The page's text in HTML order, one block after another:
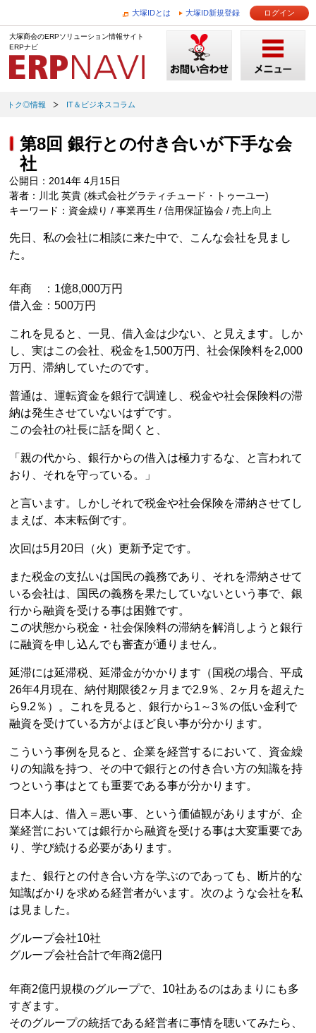
大塚IDとは 大塚ID新規登録 ログイン
大塚商会のERPソリューション情報サイト
ERPナビ
トク◎情報 IT＆ビジネスコラム
第8回 銀行との付き合いが下手な会
社
公開日：2014年 4月15日
著者：川北 英貴 (株式会社グラティチュード・トゥーユー)
キーワード：資金繰り / 事業再生 / 信用保証協会 / 売上向上
先日、私の会社に相談に来た中で、こんな会社を見まし
た。
年商 ：1億8,000万円
借入金：500万円
これを見ると、一見、借入金は少ない、と見えます。しか
し、実はこの会社、税金を1,500万円、社会保険料を2,000
万円、滞納していたのです。
普通は、運転資金を銀行で調達し、税金や社会保険料の滞
納は発生させていないはずです。
この会社の社長に話を聞くと、
「親の代から、銀行からの借入は極力するな、と言われて
おり、それを守っている。」
と言います。しかしそれで税金や社会保険を滞納させてし
まえば、本末転倒です。
次回は5月20日（火）更新予定です。
また税金の支払いは国民の義務であり、それを滞納させて
いる会社は、国民の義務を果たしていないという事で、銀
行から融資を受ける事は困難です。
この状態から税金・社会保険料の滞納を解消しようと銀行
に融資を申し込んでも審査が通りません。
延滞には延滞税、延滞金がかかります（国税の場合、平成
26年4月現在、納付期限後2ヶ月まで2.9％、2ヶ月を超えた
ら9.2％）。これを見ると、銀行から1～3％の低い金利で
融資を受けている方がよほど良い事が分かります。
こういう事例を見ると、企業を経営するにおいて、資金繰
りの知識を持つ、その中で銀行との付き合い方の知識を持
つという事はとても重要である事が分かります。
日本人は、借入＝悪い事、という価値観がありますが、企
業経営においては銀行から融資を受ける事は大変重要であ
り、学び続ける必要があります。
また、銀行との付き合い方を学ぶのであっても、断片的な
知識ばかりを求める経営者がいます。次のような会社を私
は見ました。
グループ会社10社
グループ会社合計で年商2億円
年商2億円規模のグループで、10社あるのはあまりにも多
すぎます。
そのグループの統括である経営者に事情を聴いてみたら、